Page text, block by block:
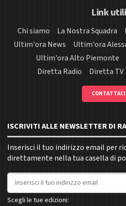
Link utili
Chi siamo La Nostra Squadra
Ultim'ora News
Ultim'ora
Ultim'ora Alto Piemonte
Diretta Radio
Diretta TV
CONTATTACI
ISCRIVITI ALLE NEWSLETTER DI
Inserisci il tuo indirizzo email per
direttamente nella tua casella di
Indirizzo email
Scegli le tue edizioni: